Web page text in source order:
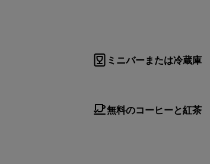
ミニバーまたは冷蔵庫
無料のコーヒーと紅茶